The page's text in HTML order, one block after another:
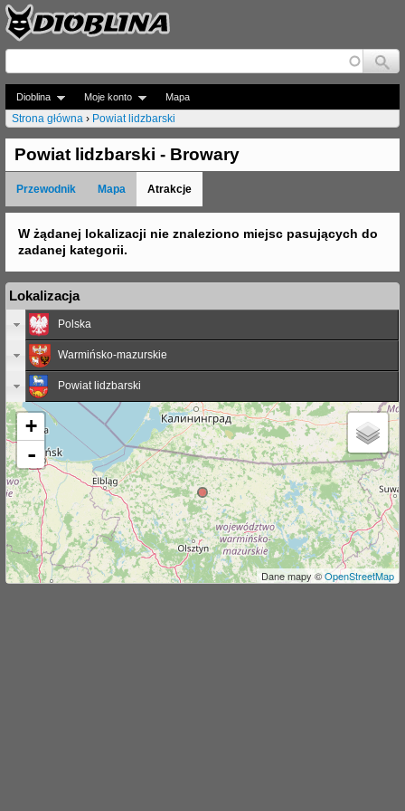
Jump to navigation
Dioblina Moje konto Mapa
J
e
s
e
ś
t
a
j
Strona główna › Powiat lidzbarski
Powiat lidzbarski - Browary
Przewodnik Mapa Atrakcje
W żądanej lokalizacji nie znaleziono miejsc pasujących do
zadanej kategorii.
Lokalizacja
Polska
Warmińsko-mazurskie
Powiat lidzbarski
+
-
Dane mapy ©OpenStreetMap